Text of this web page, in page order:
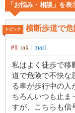
「お悩み・相談」を表
トピック 横断歩道で危
#1 rak mail
私はよく徒歩で移
道で危険で不快な
る車が歩行中の人
ちろんいつも止ま
すが、こちらも信